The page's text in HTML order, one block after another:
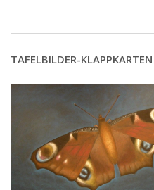
TAFELBILDER-KLAPPKARTEN